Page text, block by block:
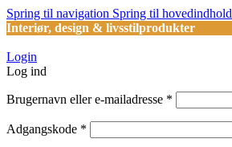
Spring til navigation Spring til hovedindhold
Interiør, design & livsstilprodukter
Login
Log ind
Brugernavn eller e-mailadresse *
Adgangskode *